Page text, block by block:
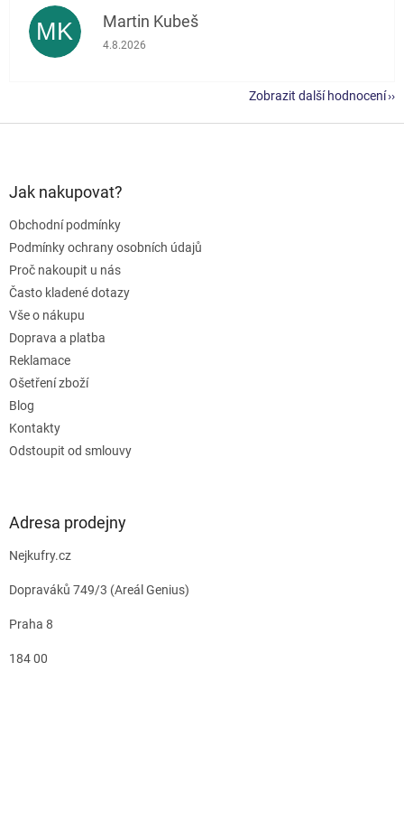
MK Martin Kubeš
Hodnocení obchodu je 5 z 5 hvězdiček.
4.8.2026
Zobrazit další hodnocení
Jak nakupovat?
Obchodní podmínky
Podmínky ochrany osobních údajů
Proč nakoupit u nás
Často kladené dotazy
Vše o nákupu
Doprava a platba
Reklamace
Ošetření zboží
Blog
Kontakty
Odstoupit od smlouvy
Adresa prodejny
Nejkufry.cz
Dopraváků 749/3 (Areál Genius)
Praha 8
184 00